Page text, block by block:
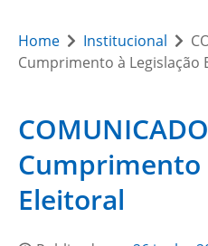
Home Institucional
Cumprimento à Legislação
Cumprimento
Eleitoral